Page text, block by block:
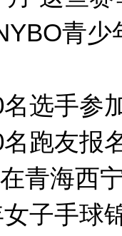
青
选手参
跑友报
青海西
子手球